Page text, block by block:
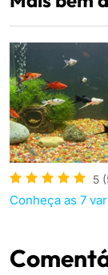
5
Conheça as 7